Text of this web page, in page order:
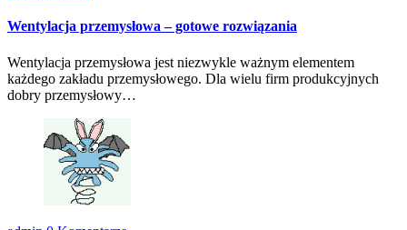
Wentylacja przemysłowa – gotowe rozwiązania
Wentylacja przemysłowa jest niezwykle ważnym elementem
każdego zakładu przemysłowego. Dla wielu firm produkcyjnych
dobry przemysłowy…